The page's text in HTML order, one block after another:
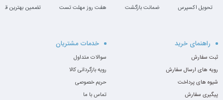
تحویل اکسپرس ضمانت بازگشت هفت روز مهلت تست تضمین بهترین
راهنمای خرید
ثبت سفارش
رویه های ارسال سفارش
شیوه های پرداخت
پیگیری سفارش
خدمات مشتریان
سوالات متداول
رویه بازگردانی کالا
حریم خصوصی
تماس با ما